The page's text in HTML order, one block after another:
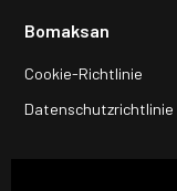
Bomaksan
Cookie-Richtlinie
Datenschutzrichtlinie